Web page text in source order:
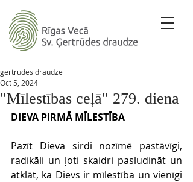
"Mīlestības ceļā" 279. diena
gertrudes draudze
Oct 5, 2024
DIEVA PIRMĀ MĪLESTĪBA
Pazīt Dieva sirdi nozīmē pastāvīgi,
radikāli un ļoti skaidri pasludināt un
atklāt, ka Dievs ir mīlestība un vienīgi